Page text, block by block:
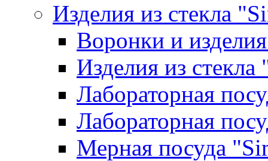
Изделия из стекла
Воронки и
Изделия из
Лабораторная
Лабораторная
Мерная посуда